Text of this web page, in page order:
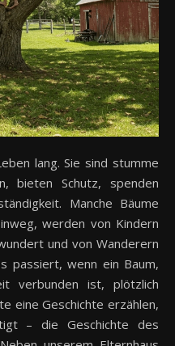
bieten Schutz, spenden
Manche Bäume
werden von Kindern
und von Wanderern
passiert, wenn ein Baum,
verbunden ist, plötzlich
eine Geschichte erzählen,
– die Geschichte des